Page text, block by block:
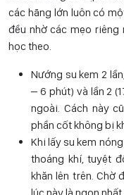
các hãng lớn luôn có
đều nhờ các mẹo
học theo.
Nướng su kem 2
– 6 phút) và lần 2
ngoài. Cách này
phần cốt không bị
Khi lấy su kem
thoáng khí, tuyệt
khăn lên trên. Chờ
lúc này là ngon nhất.